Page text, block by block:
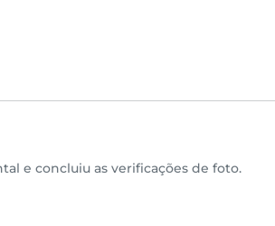
e concluiu as verificações de foto.